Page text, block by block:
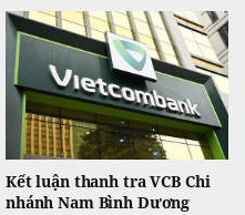
Kết luận thanh tra VCB Chi
nhánh Nam Bình Dương